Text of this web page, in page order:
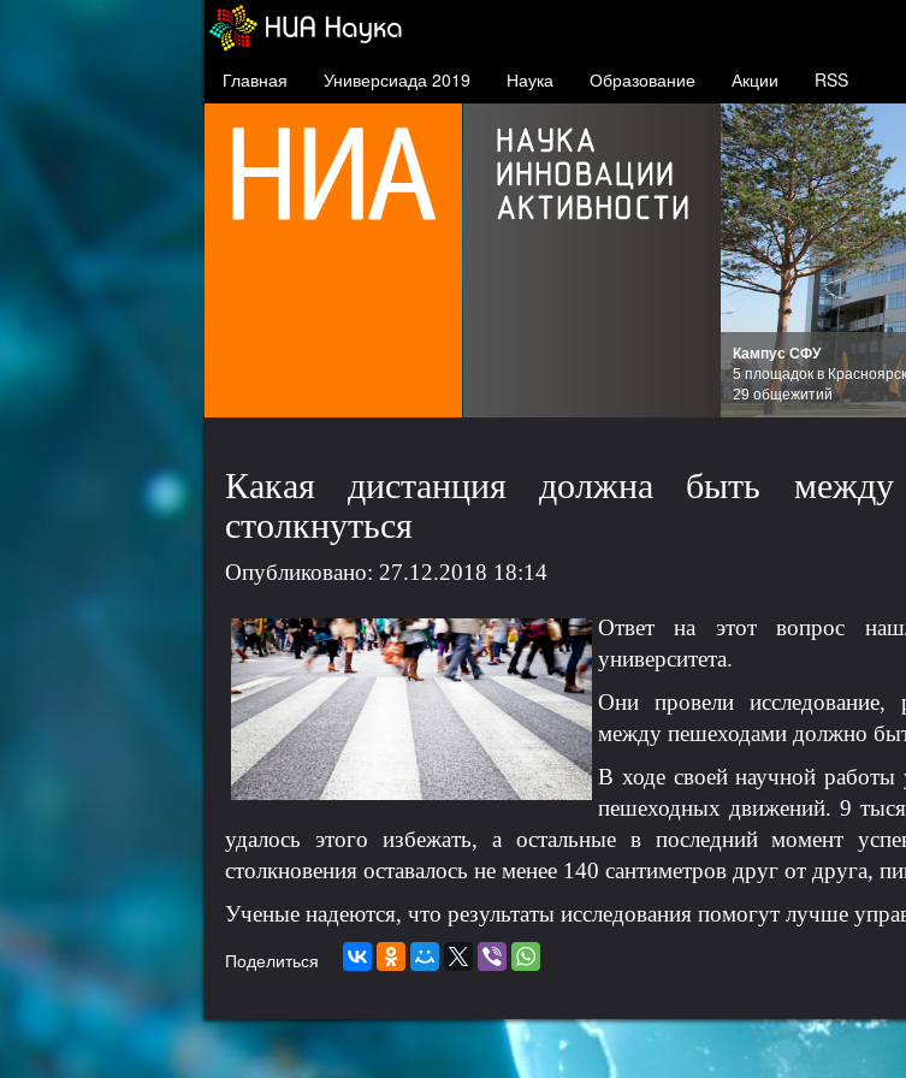
Главная Универсиада 2019 Наука Образование Акции RSS
Кампус СФУ
5 площадок в
29 общежитий
Какая дистанция должна быть
столкнуться
Опубликовано: 27.12.2018 18:14
Ответ на этот вопрос
университета.
Они провели исследование,
между пешеходами должно
В ходе своей научной работы
пешеходных движений. 9
удалось этого избежать, а остальные в последний момент
столкновения оставалось не менее 140 сантиметров друг от друга,
Ученые надеются, что результаты исследования помогут лучше
Поделиться